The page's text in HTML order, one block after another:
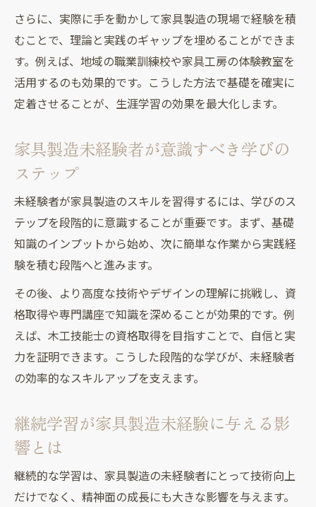
法
実務に直結する家具製造未経験者の学習計
画
家具製造未経験から現場力を強化する方法
家具製造未経験でも始められる学び方の秘訣
ツ
生涯学習で家具製造を基礎から身につける
秘訣
家具製造未経験者におすすめの実践的学習
法
未経験から家具製造の現場に入るための準
家具製造未経験者が長く働くための学習習
慣
さらに、実際に手を動かして家具製造の現場で経験を積
むことで、理論と実践のギャップを埋めることができま
す。例えば、地域の職業訓練校や家具工房の体験教室を
活用するのも効果的です。こうした方法で基礎を確実に
定着させることが、生涯学習の効果を最大化します。
家具製造未経験者が意識すべき学びの
ステップ
未経験者が家具製造のスキルを習得するには、学びのス
テップを段階的に意識することが重要です。まず、基礎
知識のインプットから始め、次に簡単な作業から実践経
験を積む段階へと進みます。
その後、より高度な技術やデザインの理解に挑戦し、資
格取得や専門講座で知識を深めることが効果的です。例
えば、木工技能士の資格取得を目指すことで、自信と実
力を証明できます。こうした段階的な学びが、未経験者
の効率的なスキルアップを支えます。
継続学習が家具製造未経験に与える影
響とは
継続的な学習は、家具製造の未経験者にとって技術向上
だけでなく、精神面の成長にも大きな影響を与えます。